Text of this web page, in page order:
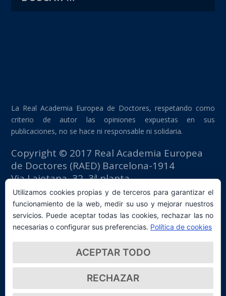
La Real Academia Europea de Doctores, respetando como
criterio de autor las opiniones expuestas en sus
publicaciones, no se hace ni responsable ni solidaria.
Copyright © 2017 Real Academia Europea
de Doctores (RAED) Barcelona-1914
Via Laietana, 32, 3ª planta
Edificio Fomento del Trabajo
08003 Barcelona (España)
tlf: +34 93 667 40 54
secretaria@raed.academy
Contacto y suscripción Newsletter
Política de privacidad
Utilizamos cookies propias y de terceros para garantizar el
funcionamiento de la web, medir su uso y mejorar nuestros
servicios. Puede aceptar todas las cookies, rechazar las no
necesarias o configurar sus preferencias. Política de cookies
ACEPTAR TODO
RECHAZAR